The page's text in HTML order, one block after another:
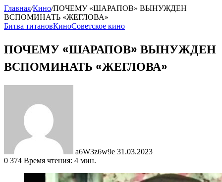
Главная/Кино/ПОЧЕМУ «ШАРАПОВ» ВЫНУЖДЕН
ВСПОМИНАТЬ «ЖЕГЛОВА»
Битва титановКиноСоветское кино
ПОЧЕМУ «ШАРАПОВ» ВЫНУЖДЕН
ВСПОМИНАТЬ «ЖЕГЛОВА»
a6W3z6w9e 31.03.2023
0 374 Время чтения: 4 мин.